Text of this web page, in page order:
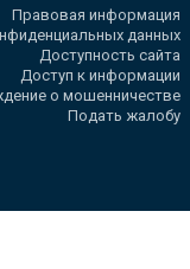
Правовая информация
данных
Доступность сайта
Доступ к информации
о мошенничестве
Подать жалобу